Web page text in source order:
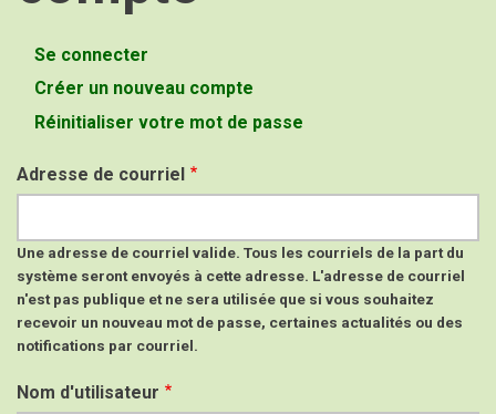
Onglets
principaux
Se connecter
Créer un nouveau compte
actif)
Réinitialiser votre mot de passe
Adresse de courriel
Une adresse de courriel valide. Tous les courriels de la part du
système seront envoyés à cette adresse. L'adresse de courriel
n'est pas publique et ne sera utilisée que si vous souhaitez
recevoir un nouveau mot de passe, certaines actualités ou des
notifications par courriel.
Nom d'utilisateur